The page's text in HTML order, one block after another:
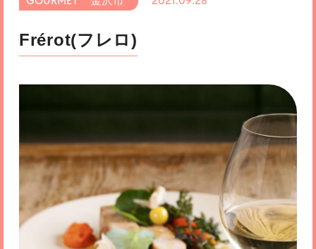
Frérot(フレロ)